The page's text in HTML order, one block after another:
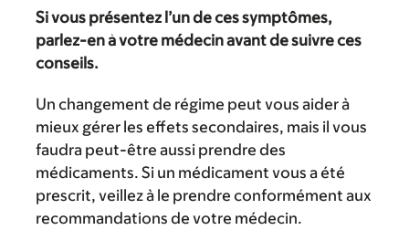
Si vous présentez l’un de ces symptômes,
parlez-en à votre médecin avant de suivre ces
conseils.
Un changement de régime peut vous aider à
mieux gérer les effets secondaires, mais il vous
faudra peut-être aussi prendre des
médicaments. Si un médicament vous a été
prescrit, veillez à le prendre conformément aux
recommandations de votre médecin.